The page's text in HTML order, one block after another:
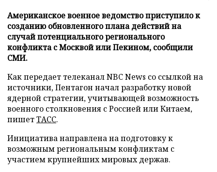
Американское военное ведомство приступило к
созданию обновленного плана действий на
случай потенциального регионального
конфликта с Москвой или Пекином, сообщили
СМИ.
Как передает телеканал NBC News со ссылкой на
источники, Пентагон начал разработку новой
ядерной стратегии, учитывающей возможность
военного столкновения с Россией или Китаем,
пишетТАСС.
Инициатива направлена на подготовку к
возможным региональным конфликтам с
участием крупнейших мировых держав.